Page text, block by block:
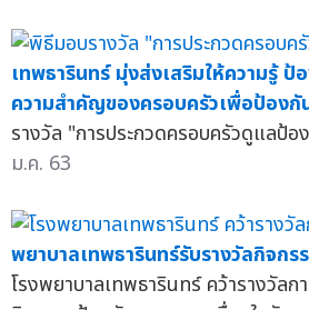
เทพธารินทร์ มุ่งส่งเสริมให้ความรู้
ความสำคัญของครอบครัวเพื่อป้องกั
รางวัล "การประกวดครอบครัวดูแลป้อ
ม.ค. 63
พยาบาลเทพธารินทร์รับรางวัลกิจกร
โรงพยาบาลเทพธารินทร์ คว้ารางวัลก